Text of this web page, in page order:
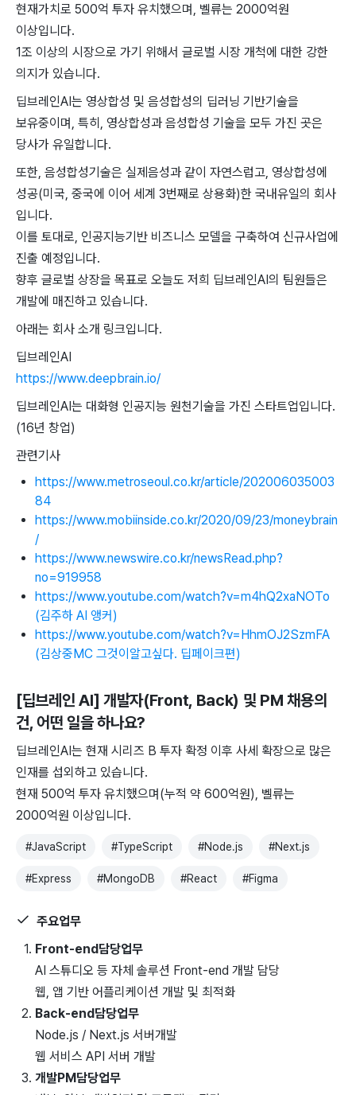
현재가치로 500억 투자 유치했으며, 벨류는 2000억원
이상입니다.
1조 이상의 시장으로 가기 위해서 글로벌 시장 개척에 대한 강한
의지가 있습니다.
딥브레인AI는 영상합성 및 음성합성의 딥러닝 기반기술을
보유중이며, 특히, 영상합성과 음성합성 기술을 모두 가진 곳은
당사가 유일합니다.
또한, 음성합성기술은 실제음성과 같이 자연스럽고, 영상합성에
성공(미국, 중국에 이어 세계 3번째로 상용화)한 국내유일의 회사
입니다.
이를 토대로, 인공지능기반 비즈니스 모델을 구축하여 신규사업에
진출 예정입니다.
향후 글로벌 상장을 목표로 오늘도 저희 딥브레인AI의 팀원들은
개발에 매진하고 있습니다.
아래는 회사 소개 링크입니다.
딥브레인AI
https://www.deepbrain.io/
딥브레인AI는 대화형 인공지능 원천기술을 가진 스타트업입니다.
(16년 창업)
관련기사
https://www.metroseoul.co.kr/article/202006035003
84
https://www.mobiinside.co.kr/2020/09/23/moneybrain
/
https://www.newswire.co.kr/newsRead.php?
no=919958
https://www.youtube.com/watch?v=m4hQ2xaNOTo
(김주하 AI 앵커)
https://www.youtube.com/watch?v=HhmOJ2SzmFA
(김상중MC 그것이알고싶다. 딥페이크편)
[딥브레인 AI] 개발자(Front, Back) 및 PM 채용의
건, 어떤 일을 하나요?
딥브레인AI는 현재 시리즈 B 투자 확정 이후 사세 확장으로 많은
인재를 섭외하고 있습니다.
현재 500억 투자 유치했으며(누적 약 600억원), 벨류는
2000억원 이상입니다.
#JavaScript #TypeScript #Node.js #Next.js
#Express #MongoDB #React #Figma
주요업무
Front-end담당업무
AI 스튜디오 등 자체 솔루션 Front-end 개발 담당
웹, 앱 기반 어플리케이션 개발 및 최적화
Back-end담당업무
Node.js / Next.js 서버개발
웹 서비스 API 서버 개발
개발PM담당업무